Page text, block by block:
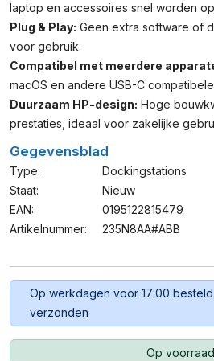
laptop en accessoires snel worden
Plug & Play: Geen extra software of
voor gebruik.
Compatibel met meerdere
macOS en andere USB-C
Duurzaam HP-design: Hoge
prestaties, ideaal voor zakelijke
Gegevensblad
Type:
Dockingstations
Staat:
Nieuw
EAN:
0195122815479
Artikelnummer:
235N8AA#ABB
Op werkdagen voor 17:00
verzonden
Op voorraad